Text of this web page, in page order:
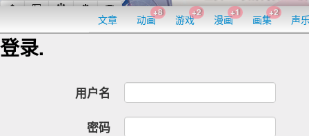
文章 动画
+8
游戏
+2
漫画
+1
画集
+2
声
登录.
用户名
密码